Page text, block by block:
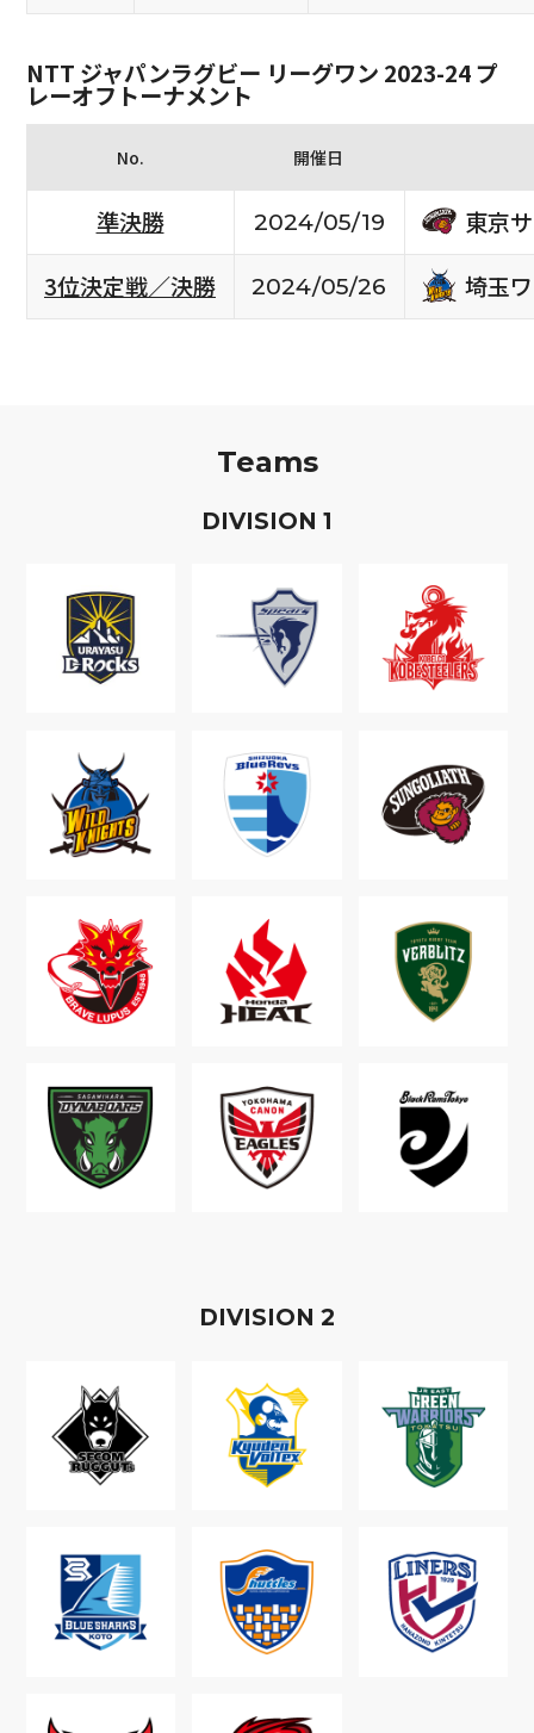
NTT ジャパンラグビー リーグワン 2023-24 プ
レーオフトーナメント
No. 開催日
準決勝 2024/05/19
東京
3位決定戦／決勝
2024/05/26 埼玉
Teams
DIVISION 1
DIVISION 2